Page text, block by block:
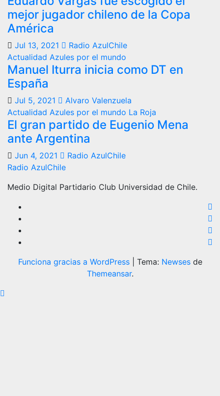
mejor jugador chileno de la Copa
América
Jul 13, 2021
Radio AzulChile
Actualidad Azules por el mundo
Manuel Iturra inicia como DT en
España
Jul 5, 2021
Alvaro Valenzuela
Actualidad Azules por el mundo La Roja
El gran partido de Eugenio Mena
ante Argentina
Jun 4, 2021
Radio AzulChile
Radio AzulChile
Medio Digital Partidario Club Universidad de Chile.
Funciona gracias a WordPress Tema: Newsesde
Themeansar.